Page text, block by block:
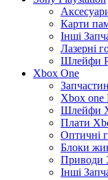
Карти
Інші
Лазерні
Шлейфи
Xbox One
Xbox one
Шлейфи
Плати
Оптичні
Блоки
Приводи
Інші